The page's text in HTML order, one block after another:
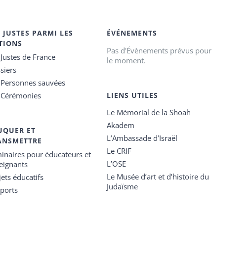
JUSTES PARMI LES
de France
sauvées
ET
pour éducateurs et
éducatifs
ÉVÉNEMENTS
Pas d'Évènements prévus pour
le moment.
LIENS UTILES
Le Mémorial de la Shoah
Akadem
L’Ambassade d’Israël
Le CRIF
L’OSE
Le Musée d’art et d’histoire du
Judaïsme